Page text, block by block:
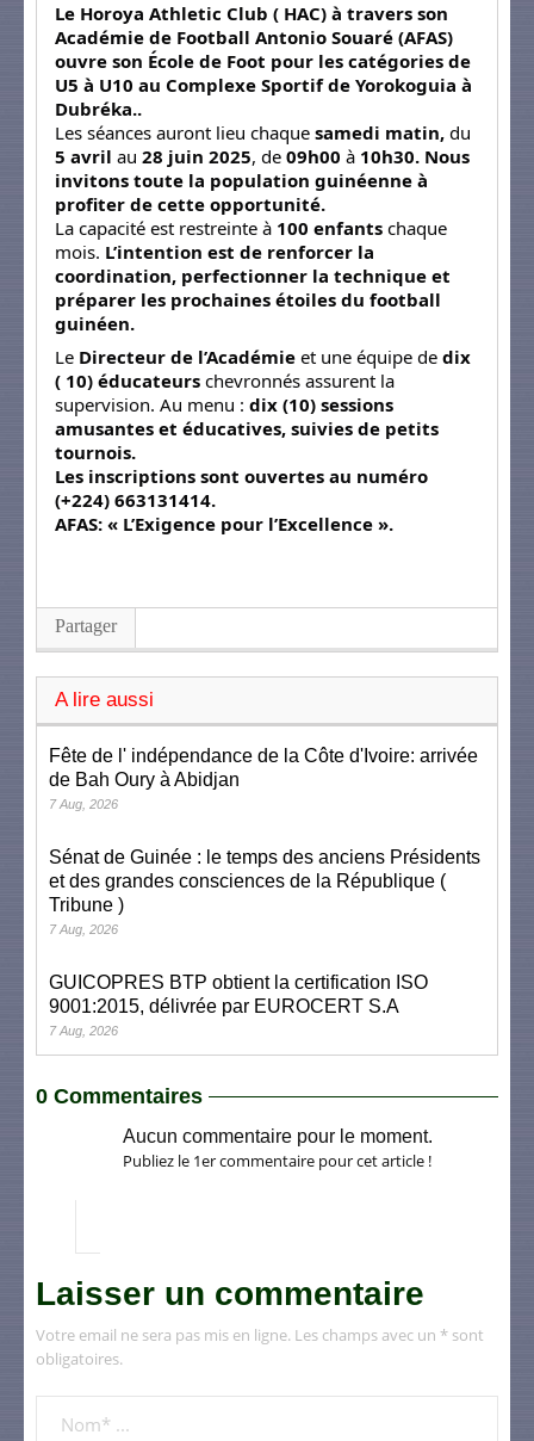
Le Horoya Athletic Club ( HAC) à travers son
Académie de Football Antonio Souaré (AFAS)
ouvre son École de Foot pour les catégories de
U5 à U10 au Complexe Sportif de Yorokoguia à
Dubréka..
Les séances auront lieu chaque samedi matin, du
5 avril au 28 juin 2025, de 09h00 à 10h30. Nous
invitons toute la population guinéenne à
profiter de cette opportunité.
La capacité est restreinte à 100 enfants chaque
mois. L’intention est de renforcer la
coordination, perfectionner la technique et
préparer les prochaines étoiles du football
guinéen.
Le Directeur de l’Académie et une équipe de dix
( 10) éducateurs chevronnés assurent la
supervision. Au menu : dix (10) sessions
amusantes et éducatives, suivies de petits
tournois.
Les inscriptions sont ouvertes au numéro
(+224) 663131414.
AFAS: « L’Exigence pour l’Excellence ».
Partager
A lire aussi
Fête de l' indépendance de la Côte d'Ivoire: arrivée
de Bah Oury à Abidjan
7 Aug, 2026
Sénat de Guinée : le temps des anciens Présidents
et des grandes consciences de la République (
Tribune )
7 Aug, 2026
GUICOPRES BTP obtient la certification ISO
9001:2015, délivrée par EUROCERT S.A
7 Aug, 2026
0 Commentaires
Aucun commentaire pour le moment.
Publiez le 1er commentaire pour cet article !
Laisser un commentaire
Votre email ne sera pas mis en ligne. Les champs avec un * sont
obligatoires.